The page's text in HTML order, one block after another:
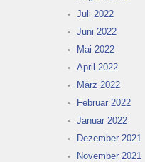
Juli 2022
Juni 2022
Mai 2022
April 2022
März 2022
Februar 2022
Januar 2022
Dezember 2021
November 2021